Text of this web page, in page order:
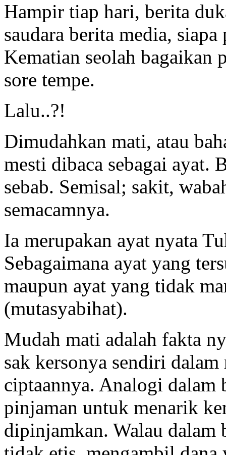
Hampir tiap hari, berita
saudara berita media,
Kematian seolah bagaikan
sore tempe.
Lalu..?!
Dimudahkan mati, atau
mesti dibaca sebagai ayat.
sebab. Semisal; sakit,
semacamnya.
Ia merupakan ayat nyata
Sebagaimana ayat yang
maupun ayat yang tidak
(mutasyabihat).
Mudah mati adalah fakta
sak kersonya sendiri
ciptaannya. Analogi dalam
pinjaman untuk menarik
dipinjamkan. Walau dalam